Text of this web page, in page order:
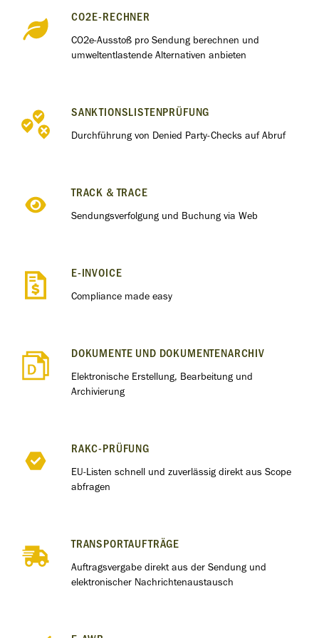
CO2E-RECHNER
CO2e-Ausstoß pro Sendung berechnen und
umweltentlastende Alternativen anbieten
SANKTIONSLISTENPRÜFUNG
Durchführung von Denied Party-Checks auf Abruf
TRACK & TRACE
Sendungsverfolgung und Buchung via Web
E-INVOICE
Compliance made easy
DOKUMENTE UND DOKUMENTENARCHIV
Elektronische Erstellung, Bearbeitung und
Archivierung
RAKC-PRÜFUNG
EU-Listen schnell und zuverlässig direkt aus Scope
abfragen
TRANSPORTAUFTRÄGE
Auftragsvergabe direkt aus der Sendung und
elektronischer Nachrichtenaustausch